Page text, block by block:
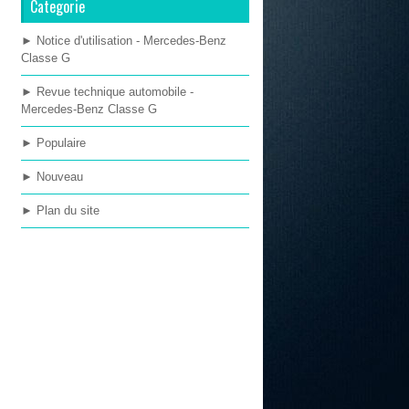
Categorie
► Notice d'utilisation - Mercedes-Benz
Classe G
► Revue technique automobile -
Mercedes-Benz Classe G
► Populaire
► Nouveau
► Plan du site